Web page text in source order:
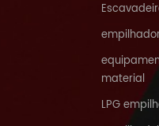
material
LPG